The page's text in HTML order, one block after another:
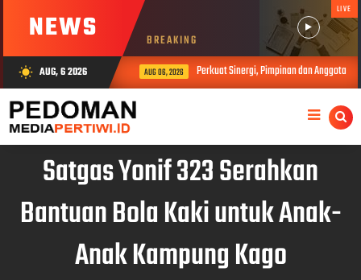
NEWS BREAKING
LIVE
wb_sunny AUG, 6 2026 AUG 06, 2026 Perkuat Sinergi, Pimpinan dan Anggota
Satgas Yonif 323 Serahkan
Bantuan Bola Kaki untuk Anak-
Anak Kampung Kago